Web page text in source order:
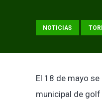
NOTICIAS
El 18 de mayo se
municipal de